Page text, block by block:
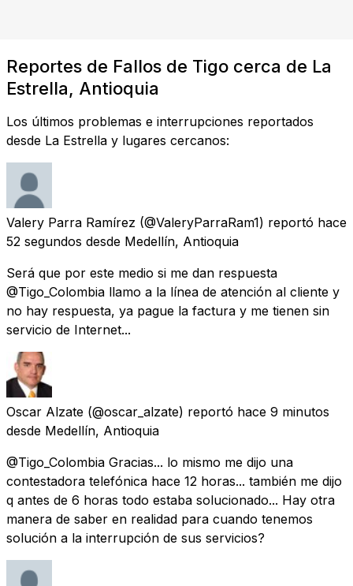
Reportes de Fallos de Tigo cerca de La
Estrella, Antioquia
Los últimos problemas e interrupciones reportados
desde La Estrella y lugares cercanos:
Valery Parra Ramírez (@ValeryParraRam1) reportó hace
52 segundos desde Medellín, Antioquia
Será que por este medio si me dan respuesta
@Tigo_Colombia llamo a la línea de atención al cliente y
no hay respuesta, ya pague la factura y me tienen sin
servicio de Internet...
Oscar Alzate (@oscar_alzate) reportó hace 9 minutos
desde Medellín, Antioquia
@Tigo_Colombia Gracias... lo mismo me dijo una
contestadora telefónica hace 12 horas... también me dijo
q antes de 6 horas todo estaba solucionado... Hay otra
manera de saber en realidad para cuando tenemos
solución a la interrupción de sus servicios?